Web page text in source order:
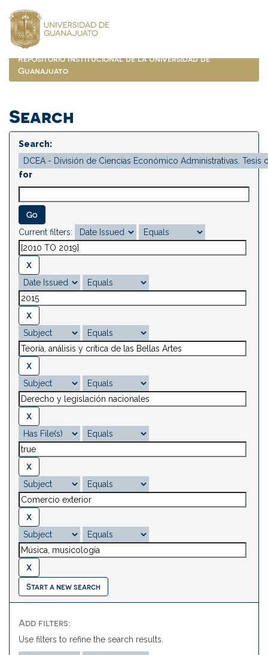
navigation
Repositorio Institucional de la Universidad de
Guanajuato
Search
Search:
for
Current filters:
Start a new search
Add filters:
Use filters to refine the search results.